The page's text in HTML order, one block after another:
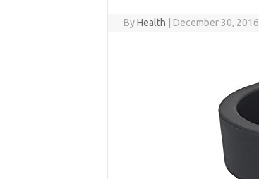
ByHealth December 30, 2016